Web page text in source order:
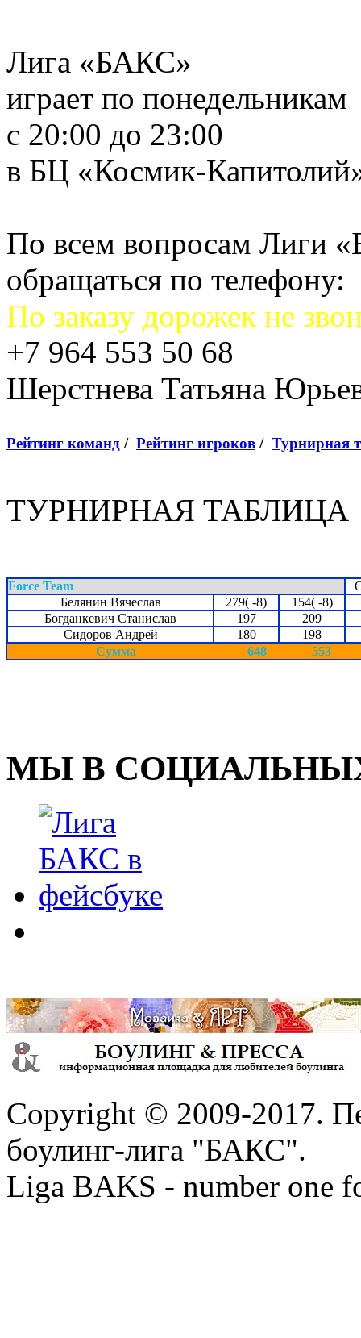
Лига «БАКС»
играет по понедельникам
с 20:00 до 23:00
в БЦ «Космик-
По всем вопросам Лиги
обращаться по телефону:
По заказу дорожек не
+7 964 553 50 68
Шерстнева Татьяна
Рейтинг команд / Рейтинг игроков / Турнирная
ТУРНИРНАЯ ТАБЛИЦА
Force Team
Белянин Вячеслав
279( -8)
154( -8)
Богданкевич Станислав
197
209
Сидоров Андрей
180
198
Сумма
648 553
МЫ В
Copyright © 2009-2017.
боулинг-лига "БАКС".
Liga BAKS - number one